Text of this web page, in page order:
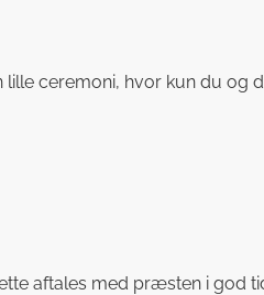
lille ceremoni, hvor kun du og
aftales med præsten i god